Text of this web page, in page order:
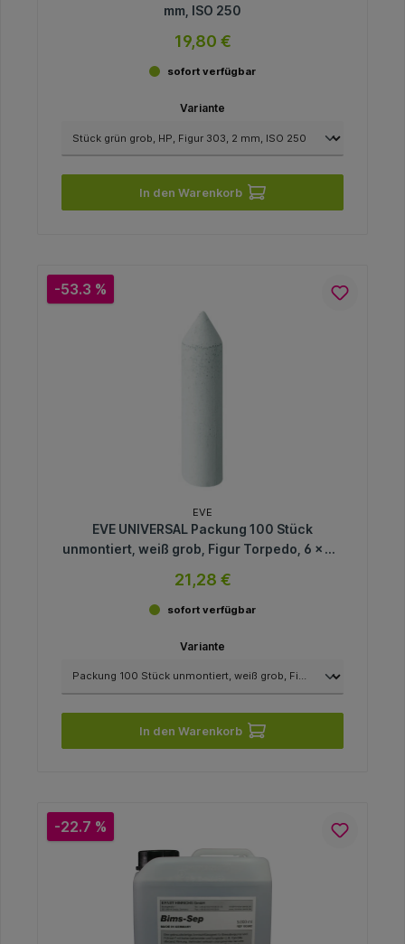
mm, ISO 250
19,80 €
sofort verfügbar
Variante
In den Warenkorb
-53.3 %
EVE
EVE UNIVERSAL Packung 100 Stück
unmontiert, weiß grob, Figur Torpedo, 6 x 24
21,28 €
sofort verfügbar
Variante
In den Warenkorb
-22.7 %